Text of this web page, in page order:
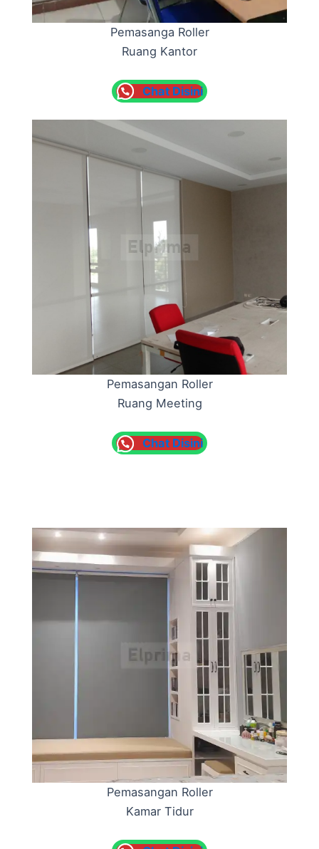
Pemasanga Roller
Ruang Kantor
Chat Disini
Pemasangan Roller
Ruang Meeting
Chat Disini
Pemasangan Roller
Kamar Tidur